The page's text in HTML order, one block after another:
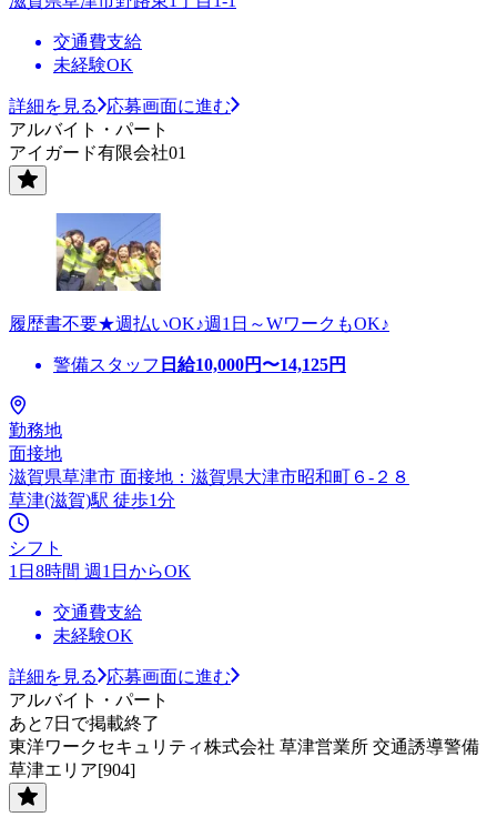
交通費支給
未経験OK
詳細を見る
応募画面に進む
アルバイト・パート
アイガード有限会社01
履歴書不要★週払いOK♪週1日～WワークもOK♪
警備スタッフ 日給10,000円〜14,125円
勤務地
面接地
滋賀県草津市 面接地：滋賀県大津市昭和町６-２８
草津(滋賀)駅 徒歩1分
シフト
1日8時間 週1日からOK
交通費支給
未経験OK
詳細を見る
応募画面に進む
アルバイト・パート
あと7日で掲載終了
東洋ワークセキュリティ株式会社 草津営業所 交通誘導警備
草津エリア[904]